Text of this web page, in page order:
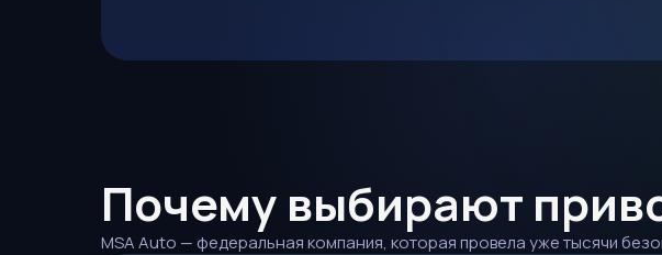
Почему выбирают
MSA Auto — федеральная компания, которая провела уже тысячи